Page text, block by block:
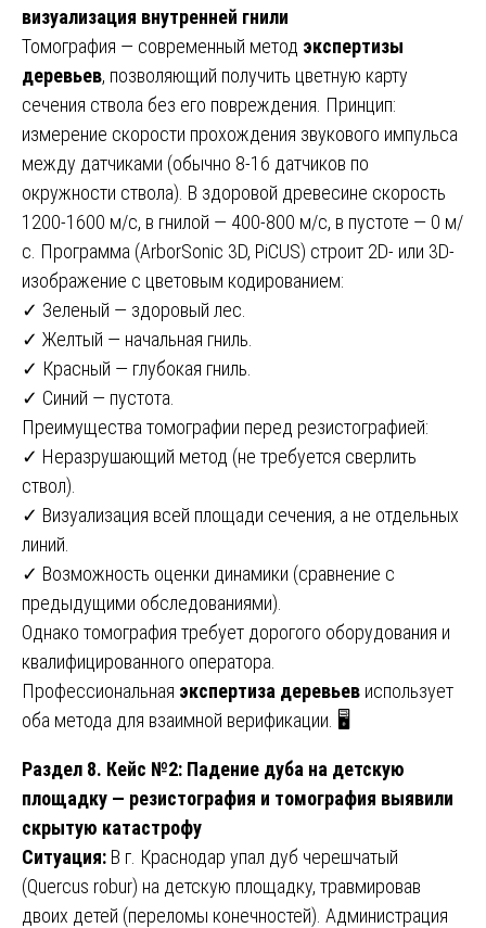
визуализация внутренней гнили
Томография — современный метод экспертизы
деревьев, позволяющий получить цветную карту
сечения ствола без его повреждения. Принцип:
измерение скорости прохождения звукового импульса
между датчиками (обычно 8-16 датчиков по
окружности ствола). В здоровой древесине скорость
1200-1600 м/с, в гнилой — 400-800 м/с, в пустоте — 0 м/
с. Программа (ArborSonic 3D, PiCUS) строит 2D- или 3D-
изображение с цветовым кодированием:
✓ Зеленый — здоровый лес.
✓ Желтый — начальная гниль.
✓ Красный — глубокая гниль.
✓ Синий — пустота.
Преимущества томографии перед резистографией:
✓ Неразрушающий метод (не требуется сверлить
ствол).
✓ Визуализация всей площади сечения, а не отдельных
линий.
✓ Возможность оценки динамики (сравнение с
предыдущими обследованиями).
Однако томография требует дорогого оборудования и
квалифицированного оператора.
Профессиональная экспертиза деревьев использует
оба метода для взаимной верификации. 🖥️
Раздел 8. Кейс №2: Падение дуба на детскую
площадку — резистография и томография выявили
скрытую катастрофу
Ситуация: В г. Краснодар упал дуб черешчатый
(Quercus robur) на детскую площадку, травмировав
двоих детей (переломы конечностей). Администрация